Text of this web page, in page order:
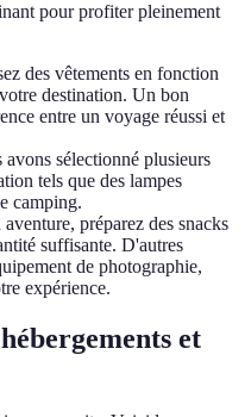
pour profiter pleinement
des vêtements en fonction
destination. Un bon
entre un voyage réussi et
avons sélectionné plusieurs
tels que des lampes
camping.
préparez des snacks
suffisante. D'autres
de photographie,
expérience.
et